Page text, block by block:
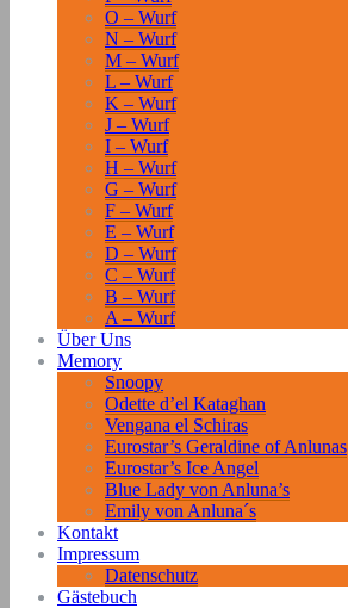
O – Wurf
N – Wurf
M – Wurf
L – Wurf
K – Wurf
J – Wurf
I – Wurf
H – Wurf
G – Wurf
F – Wurf
E – Wurf
D – Wurf
C – Wurf
B – Wurf
A – Wurf
Über Uns
Memory
Snoopy
Odette d’el Kataghan
Vengana el Schiras
Eurostar’s Geraldine of Anlunas
Eurostar’s Ice Angel
Blue Lady von Anluna’s
Emily von Anluna´s
Kontakt
Impressum
Datenschutz
Gästebuch